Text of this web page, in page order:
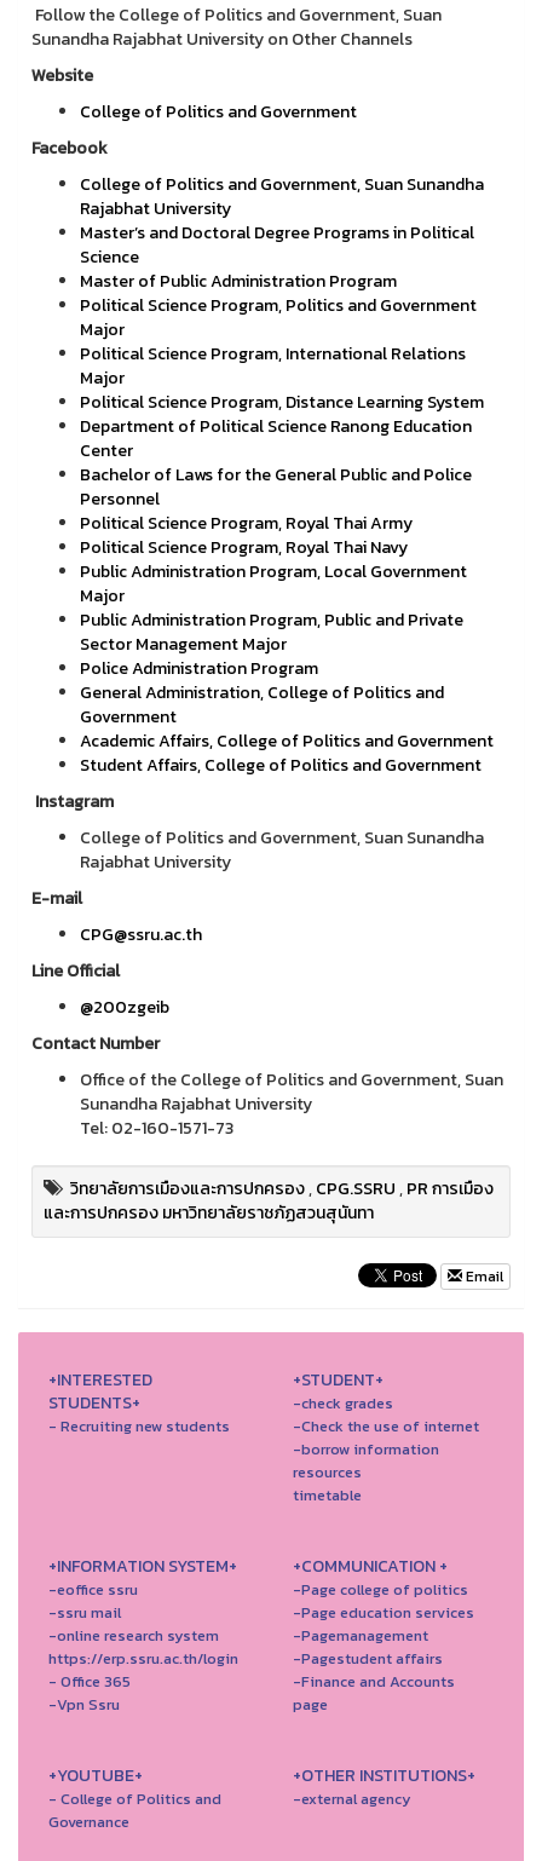
Follow the College of Politics and Government, Suan
Sunandha Rajabhat University on Other Channels
Website
College of Politics and Government
Facebook
College of Politics and Government, Suan Sunandha
Rajabhat University
Master’s and Doctoral Degree Programs in Political
Science
Master of Public Administration Program
Political Science Program, Politics and Government
Major
Political Science Program, International Relations
Major
Political Science Program, Distance Learning System
Department of Political Science Ranong Education
Center
Bachelor of Laws for the General Public and Police
Personnel
Political Science Program, Royal Thai Army
Political Science Program, Royal Thai Navy
Public Administration Program, Local Government
Major
Public Administration Program, Public and Private
Sector Management Major
Police Administration Program
General Administration, College of Politics and
Government
Academic Affairs, College of Politics and Government
Student Affairs, College of Politics and Government
Instagram
College of Politics and Government, Suan Sunandha
Rajabhat University
E-mail
CPG@ssru.ac.th
Line Official
@200zgeib
Contact Number
Office of the College of Politics and Government, Suan
Sunandha Rajabhat University
Tel: 02-160-1571-73
วิทยาลัยการเมืองและการปกครอง,CPG.SSRU,PR การเมือง
และการปกครอง มหาวิทยาลัยราชภัฏสวนสุนันทา
Email
+INTERESTED
STUDENTS+
- Recruiting new students
+STUDENT+
-check grades
-Check the use of internet
-borrow information
resources
timetable
+INFORMATION SYSTEM+
-eoffice ssru
-ssru mail
-online research system
https://erp.ssru.ac.th/login
- Office 365
-Vpn Ssru
+COMMUNICATION +
-Page college of politics
-Page education services
-Pagemanagement
-Pagestudent affairs
-Finance and Accounts
page
+YOUTUBE+
- College of Politics and
Governance
+OTHER INSTITUTIONS+
-external agency